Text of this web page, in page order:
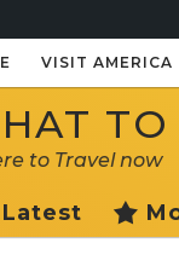
VISIT AMERICA
TO
to Travel now